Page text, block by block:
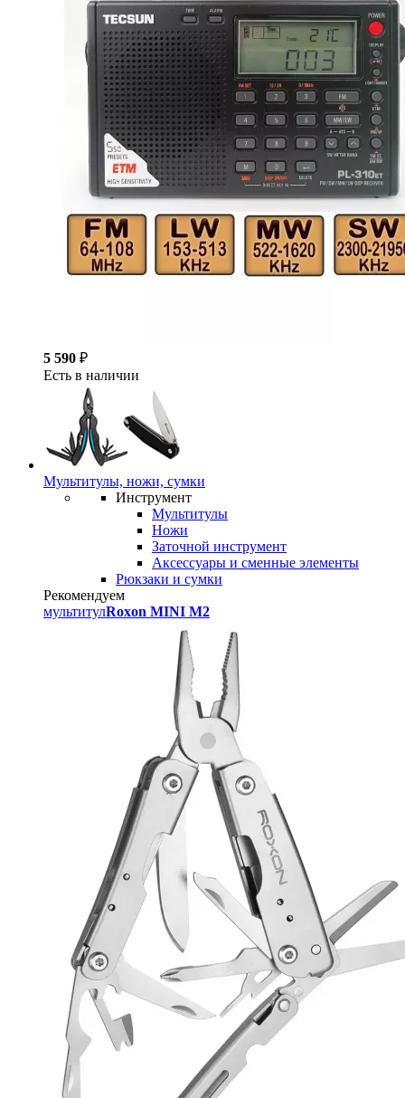
5 590 ₽
Есть в наличии
Мультитулы, ножи, сумки
Инструмент
Мультитулы
Ножи
Заточной инструмент
Аксессуары и сменные элементы
Рюкзаки и сумки
Рекомендуем
мультитулRoxon MINI M2